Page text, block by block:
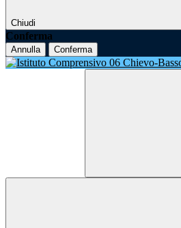
Chiudi
Conferma
Annulla Conferma